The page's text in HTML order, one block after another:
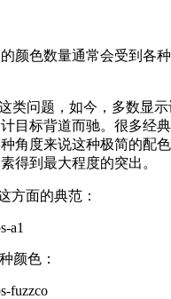
颜色数量通常会受到各
类问题，如今，多数显
目标背道而驰。很多经
角度来说这种极简的配
得到最大程度的突出。
方面的典范：
颜色：